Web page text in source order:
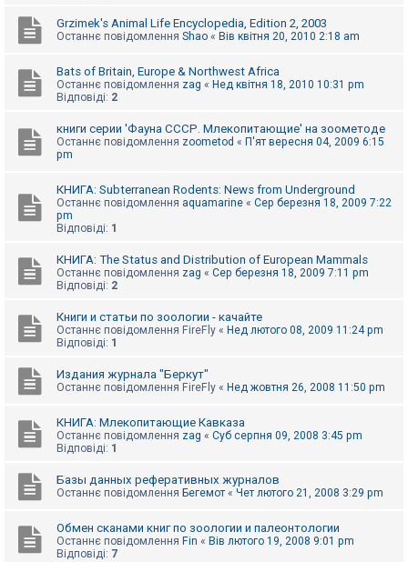
Grzimek's Animal Life Encyclopedia, Edition 2, 2003
Останнє повідомлення Shao « Вів квітня 20, 2010 2:18 am
Bats of Britain, Europe & Northwest Africa
Останнє повідомлення zag « Нед квітня 18, 2010 10:31 pm
Відповіді: 2
книги серии 'Фауна СССР. Млекопитающие' на зоометоде
Останнє повідомлення zoometod « П'ят вересня 04, 2009 6:15
pm
КНИГА: Subterranean Rodents: News from Underground
Останнє повідомлення aquamarine « Сер березня 18, 2009 7:22
pm
Відповіді: 1
КНИГА: The Status and Distribution of European Mammals
Останнє повідомлення zag « Сер березня 18, 2009 7:11 pm
Відповіді: 2
Книги и статьи по зоологии - качайте
Останнє повідомлення FireFly « Нед лютого 08, 2009 11:24 pm
Відповіді: 1
Издания журнала "Беркут"
Останнє повідомлення FireFly « Нед жовтня 26, 2008 11:50 pm
КНИГА: Млекопитающие Кавказа
Останнє повідомлення zag « Суб серпня 09, 2008 3:45 pm
Відповіді: 1
Базы данных реферативных журналов
Останнє повідомлення Бегемот « Чет лютого 21, 2008 3:29 pm
Обмен сканами книг по зоологии и палеонтологии
Останнє повідомлення Fin « Вів лютого 19, 2008 9:01 pm
Відповіді: 7